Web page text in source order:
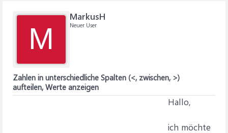
M
MarkusH
Neuer User
Zahlen in unterschiedliche Spalten (<, zwischen, >)
aufteilen, Werte anzeigen
Hallo,
ich möchte